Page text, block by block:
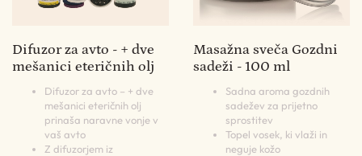
Difuzor za avto - + dve
mešanici eteričnih olj
Difuzor za avto – + dve
mešanici eteričnih olj
prinaša naravne vonje v
vaš avto
Z difuzorjem iz
Masažna sveča Gozdni
sadeži - 100 ml
Sadna aroma gozdnih
sadežev za prijetno
sprostitev
Topel vosek, ki vlaži in
neguje kožo